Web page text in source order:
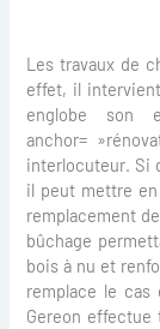
Les travaux de
effet, il
englobe son
anchor=
interlocuteur. Si
il peut mettre
remplacement
bûchage
bois à nu et
remplace le cas
Gereon